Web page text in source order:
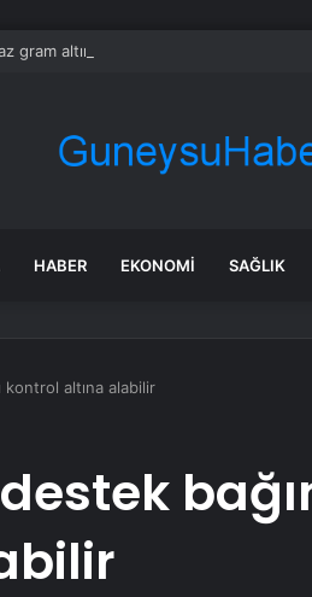
gram altın için rakam verdi: Yarın
HABER EKONOMI SAĞLIK
kontrol altına alabilir